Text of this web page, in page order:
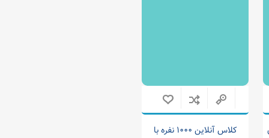
کلاس آنلاین ۱۰۰۰ نفره با